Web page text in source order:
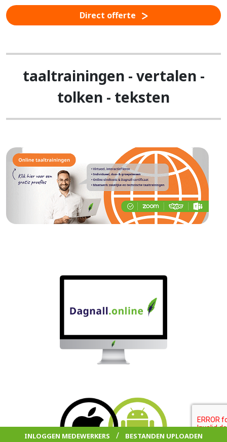
Direct offerte
taaltrainingen - vertalen -
tolken - teksten
INLOGGEN MEDEWERKERS / BESTANDEN UPLOADEN